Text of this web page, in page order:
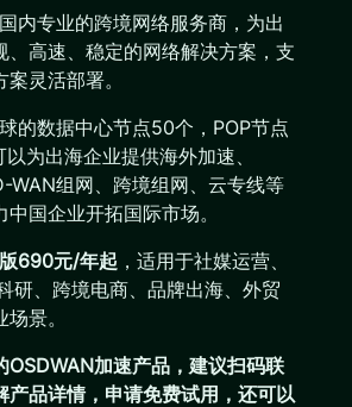
内专业的跨境网络服务商，为出
、高速、稳定的网络解决方案，支
灵活部署。
的数据中心节点50个，POP节点
为出海企业提供海外加速、
WAN组网、跨境组网、云专线等
国企业开拓国际市场。
690元/年起 ，适用于社媒运营、
研、跨境电商、品牌出海、外贸
景。
OSDWAN加速产品，建议扫码联
产品详情，申请免费试用，还可以